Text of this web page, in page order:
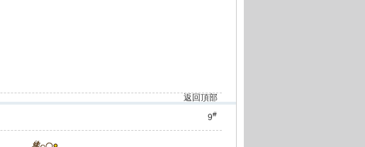
返回頂部
9#